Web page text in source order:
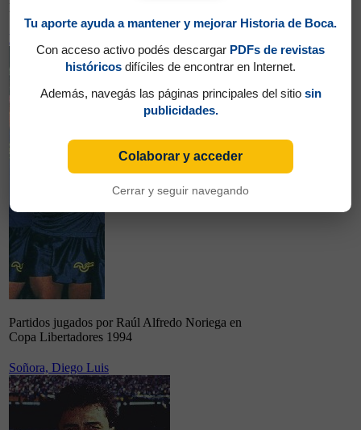
Partidos jugados por Raúl Alfredo Noriega en
Copa Libertadores 1994
Soñora, Diego Luis
Tu aporte ayuda a mantener y mejorar Historia de Boca.
Con acceso activo podés descargar PDFs de revistas
históricos difíciles de encontrar en Internet.
Además, navegás las páginas principales del sitio sin
publicidades.
Colaborar y acceder
Cerrar y seguir navegando